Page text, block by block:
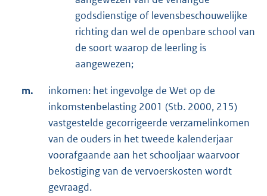
godsdienstige of levensbeschouwelijke
richting dan wel de openbare school van
de soort waarop de leerling is
aangewezen;
m.
inkomen: het ingevolge de Wet op de
inkomstenbelasting 2001 (Stb. 2000, 215)
vastgestelde gecorrigeerde verzamelinkomen
van de ouders in het tweede kalenderjaar
voorafgaande aan het schooljaar waarvoor
bekostiging van de vervoerskosten wordt
gevraagd.